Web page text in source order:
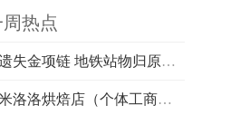
周热点
金项链 地铁站物归原主 每日热议
店（个体工商户）成立 注册资本5万人民币 新要闻